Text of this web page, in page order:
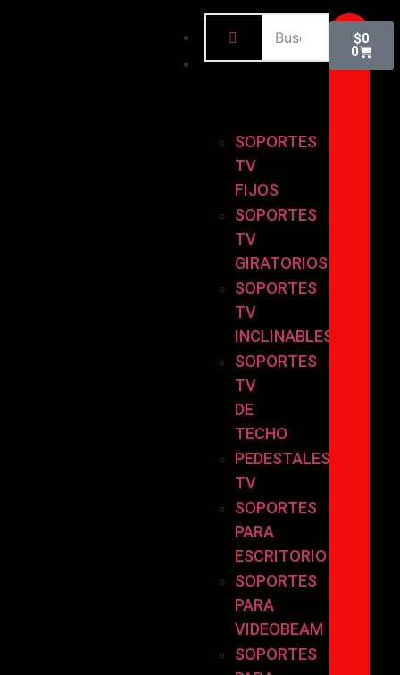
INICIO
BASES
SOPORTES
TV
FIJOS
SOPORTES
TV
GIRATORIOS
SOPORTES
TV
INCLINABLES
SOPORTES
TV
DE
TECHO
PEDESTALES
TV
SOPORTES
PARA
ESCRITORIO
SOPORTES
PARA
VIDEOBEAM
SOPORTES
$0
0